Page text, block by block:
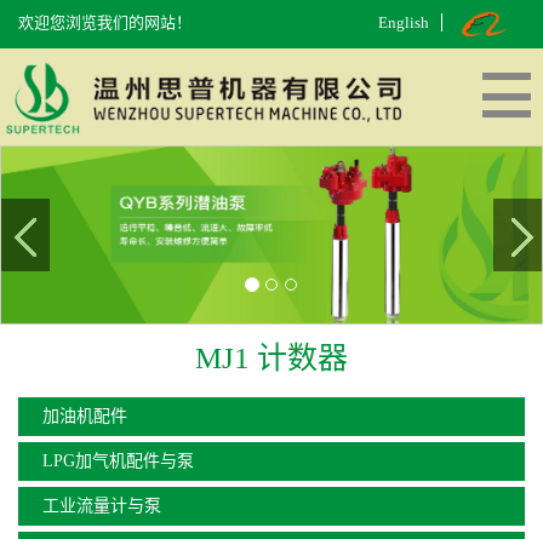
欢迎您浏览我们的网站！ English
走进思普
产品中心 工厂面貌
在线留言 联系我们
MJ1 计数器
加油机配件
LPG加气机配件与泵
工业流量计与泵